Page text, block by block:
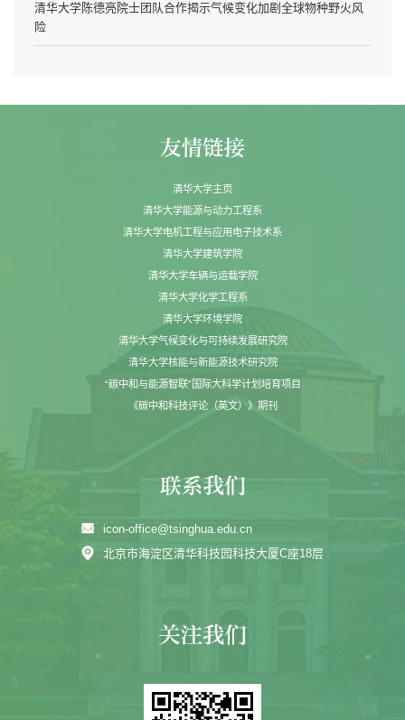
清华大学陈德亮院士团队合作揭示气候变化加剧全球物种野火风
险
清华大学主页
清华大学能源与动力工程系
清华大学电机工程与应用电子技术系
清华大学建筑学院
清华大学车辆与运载学院
清华大学化学工程系
清华大学环境学院
清华大学气候变化与可持续发展研究院
清华大学核能与新能源技术研究院
“碳中和与能源智联”国际大科学计划培育项目
《碳中和科技评论（英文）》期刊
icon-office@tsinghua.edu.cn
北京市海淀区清华科技园科技大厦C座18层